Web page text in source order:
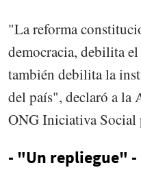
"La reforma
democracia, debilita
también debilita la
del país", declaró a la
ONG Iniciativa Social
- "Un repliegue" -